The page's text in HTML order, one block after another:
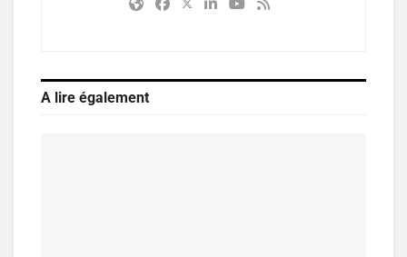
A lire également